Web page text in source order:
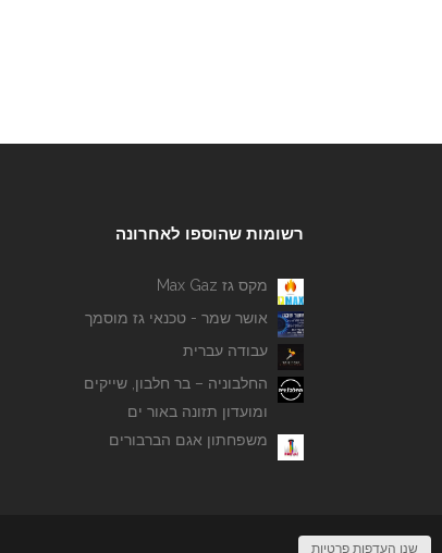
רשומות שהוספו לאחרונה
מקס גז Max Gaz
אושר שמר - טכנאי גז מוסמך
עבודה עברית
החלבוניה – בר חלבון, שייקים
ומועדון תזונה באור ים
משפחתון אגם הברבורים
שנו העדפות פרטיות